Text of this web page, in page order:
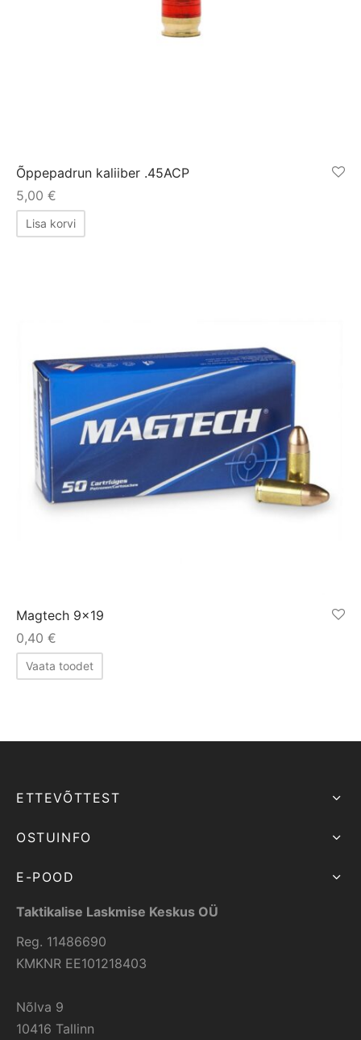
Õppepadrun kaliiber .45ACP
5,00 €
Lisa korvi
Magtech 9×19
0,40 €
Vaata toodet
ETTEVÕTTEST
OSTUINFO
E-POOD
Taktikalise Laskmise Keskus OÜ
Reg. 11486690
KMKNR EE101218403
Nõlva 9
10416 Tallinn